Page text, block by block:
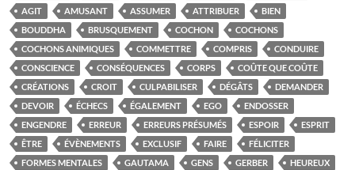
AGIT
AMUSANT ASSUMER ATTRIBUER
BIEN
BOUDDHA
BRUSQUEMENT COCHON
COCHONS
COCHONS ANIMIQUES
COMMETTRE COMPRIS
CONDUIRE
CONSCIENCE
CONSÉQUENCES CORPS
COÛTE QUE COÛTE
CRÉATIONS
CROIT CULPABILISER DÉGÂTS
DEMANDER
DEVOIR
ÉCHECS ÉGALEMENT EGO
ENDOSSER
ENGENDRE
ERREUR ERREURS PRÉSUMÉS ESPOIR
ESPRIT
ÊTRE
ÉVÈNEMENTS EXCLUSIF FAIRE
FÉLICITER
FORMES MENTALES
GAUTAMA GENS GERBER
HEUREUX